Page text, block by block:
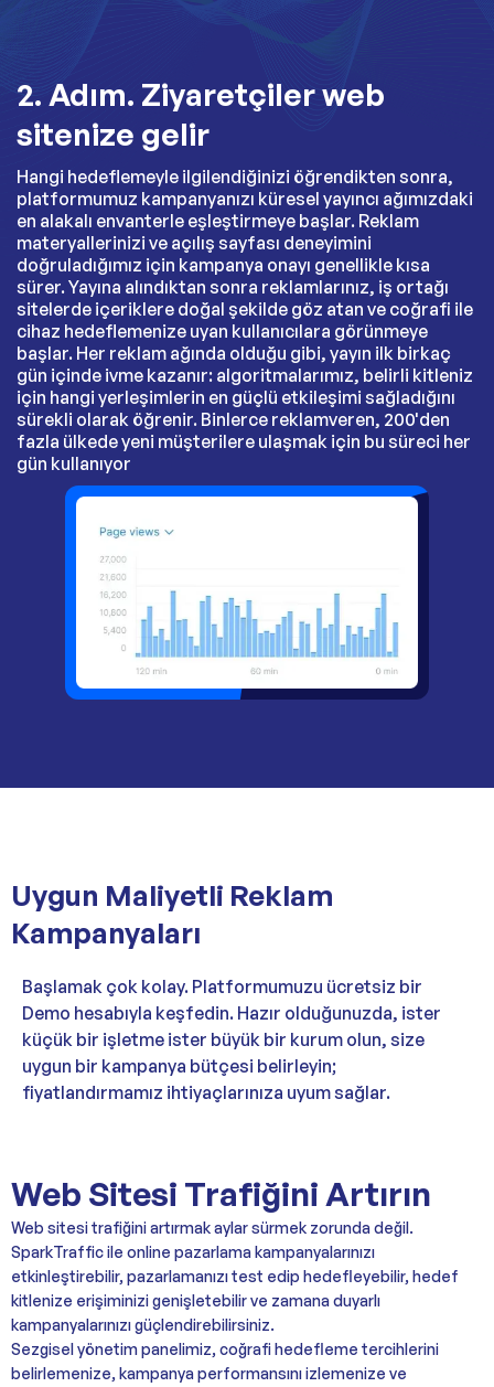
2. Adım. Ziyaretçiler web
sitenize gelir
Hangi hedeflemeyle ilgilendiğinizi öğrendikten sonra,
platformumuz kampanyanızı küresel yayıncı ağımızdaki
en alakalı envanterle eşleştirmeye başlar. Reklam
materyallerinizi ve açılış sayfası deneyimini
doğruladığımız için kampanya onayı genellikle kısa
sürer. Yayına alındıktan sonra reklamlarınız, iş ortağı
sitelerde içeriklere doğal şekilde göz atan ve coğrafi ile
cihaz hedeflemenize uyan kullanıcılara görünmeye
başlar. Her reklam ağında olduğu gibi, yayın ilk birkaç
gün içinde ivme kazanır: algoritmalarımız, belirli kitleniz
için hangi yerleşimlerin en güçlü etkileşimi sağladığını
sürekli olarak öğrenir. Binlerce reklamveren, 200'den
fazla ülkede yeni müşterilere ulaşmak için bu süreci her
gün kullanıyor
Uygun Maliyetli Reklam
Kampanyaları
Başlamak çok kolay. Platformumuzu ücretsiz bir
Demo hesabıyla keşfedin. Hazır olduğunuzda, ister
küçük bir işletme ister büyük bir kurum olun, size
uygun bir kampanya bütçesi belirleyin;
fiyatlandırmamız ihtiyaçlarınıza uyum sağlar.
Web Sitesi Trafiğini Artırın
Web sitesi trafiğini artırmak aylar sürmek zorunda değil.
SparkTraffic ile online pazarlama kampanyalarınızı
etkinleştirebilir, pazarlamanızı test edip hedefleyebilir, hedef
kitlenize erişiminizi genişletebilir ve zamana duyarlı
kampanyalarınızı güçlendirebilirsiniz.
Sezgisel yönetim panelimiz, coğrafi hedefleme tercihlerini
belirlemenize, kampanya performansını izlemenize ve